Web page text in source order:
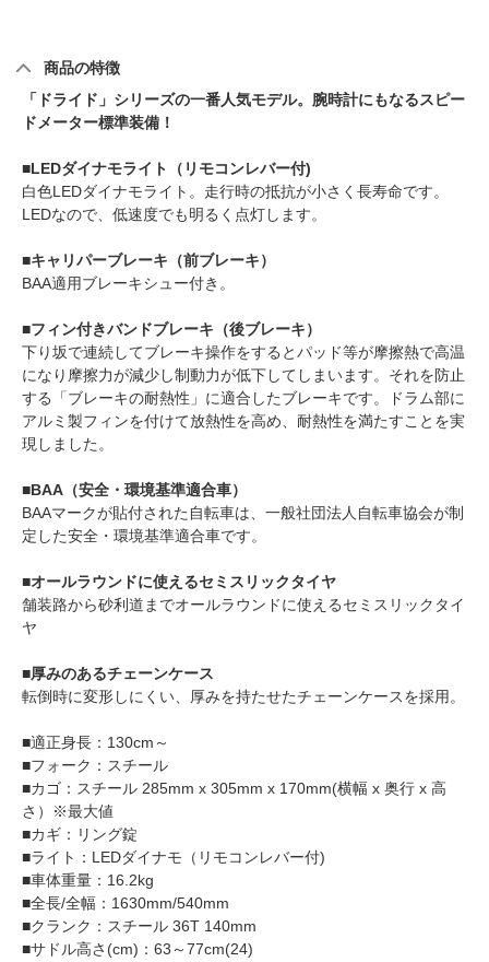
商品の特徴
「ドライド」シリーズの一番人気モデル。腕時計にもなるスピー
ドメーター標準装備！
■LEDダイナモライト（リモコンレバー付)
白色LEDダイナモライト。走行時の抵抗が小さく長寿命です。
LEDなので、低速度でも明るく点灯します。
■キャリパーブレーキ（前ブレーキ）
BAA適用ブレーキシュー付き。
■フィン付きバンドブレーキ（後ブレーキ）
下り坂で連続してブレーキ操作をするとパッド等が摩擦熱で高温
になり摩擦力が減少し制動力が低下してしまいます。それを防止
する「ブレーキの耐熱性」に適合したブレーキです。ドラム部に
アルミ製フィンを付けて放熱性を高め、耐熱性を満たすことを実
現しました。
■BAA（安全・環境基準適合車）
BAAマークが貼付された自転車は、一般社団法人自転車協会が制
定した安全・環境基準適合車です。
■オールラウンドに使えるセミスリックタイヤ
舗装路から砂利道までオールラウンドに使えるセミスリックタイ
ヤ
■厚みのあるチェーンケース
転倒時に変形しにくい、厚みを持たせたチェーンケースを採用。
■適正身長：130cm～
■フォーク：スチール
■カゴ：スチール 285mm x 305mm x 170mm(横幅 x 奥行 x 高
さ）※最大値
■カギ：リング錠
■ライト：LEDダイナモ（リモコンレバー付)
■車体重量：16.2kg
■全長/全幅：1630mm/540mm
■クランク：スチール 36T 140mm
■サドル高さ(cm)：63～77cm(24)